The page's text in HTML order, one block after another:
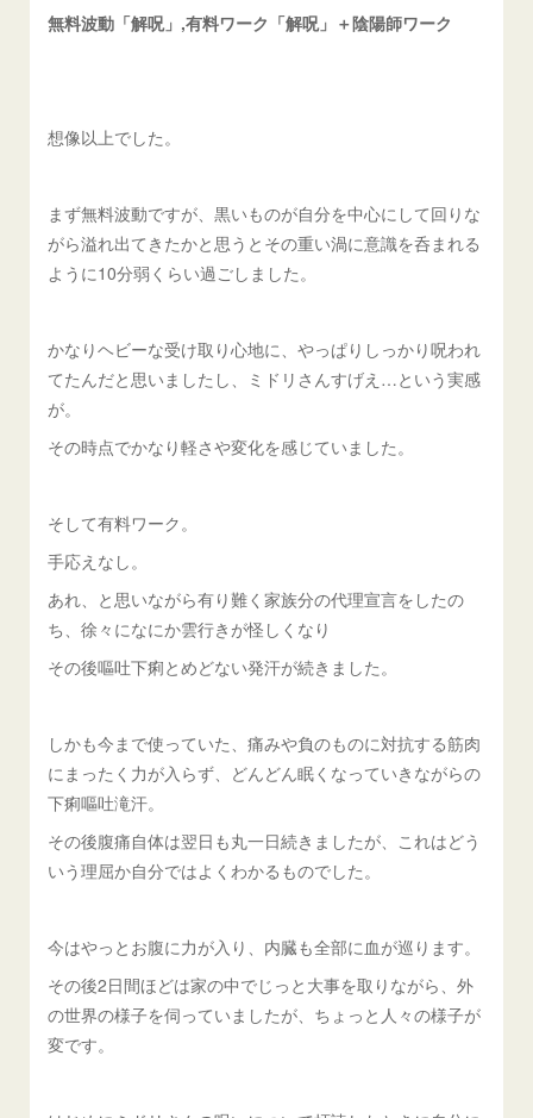
無料波動「解呪」,有料ワーク「解呪」＋陰陽師ワーク
想像以上でした。
まず無料波動ですが、黒いものが自分を中心にして回りな
がら溢れ出てきたかと思うとその重い渦に意識を呑まれる
ように10分弱くらい過ごしました。
かなりヘビーな受け取り心地に、やっぱりしっかり呪われ
てたんだと思いましたし、ミドリさんすげえ…という実感
が。
その時点でかなり軽さや変化を感じていました。
そして有料ワーク。
手応えなし。
あれ、と思いながら有り難く家族分の代理宣言をしたの
ち、徐々になにか雲行きが怪しくなり
その後嘔吐下痢とめどない発汗が続きました。
しかも今まで使っていた、痛みや負のものに対抗する筋肉
にまったく力が入らず、どんどん眠くなっていきながらの
下痢嘔吐滝汗。
その後腹痛自体は翌日も丸一日続きましたが、これはどう
いう理屈か自分ではよくわかるものでした。
今はやっとお腹に力が入り、内臓も全部に血が巡ります。
その後2日間ほどは家の中でじっと大事を取りながら、外
の世界の様子を伺っていましたが、ちょっと人々の様子が
変です。